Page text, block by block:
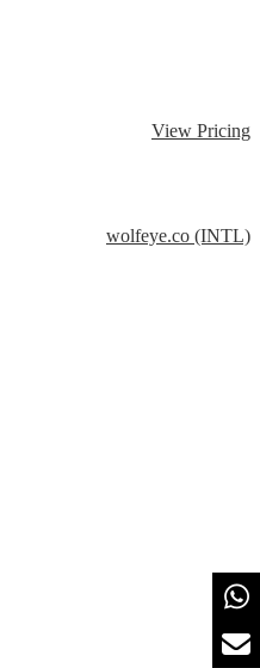
View Pricing
wolfeye.co (INTL)